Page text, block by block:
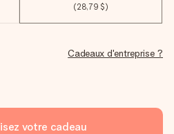
(28,79 $)
Cadeaux d'entreprise ?
votre cadeau